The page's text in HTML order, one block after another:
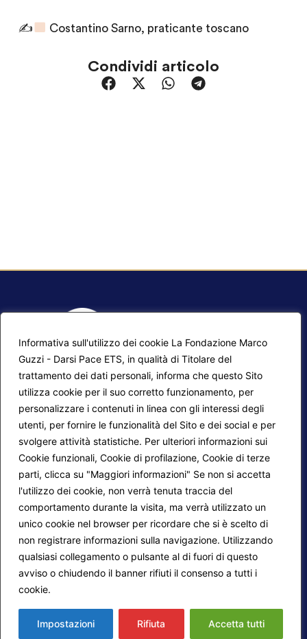
Informativa sull'utilizzo dei cookie La Fondazione Marco
Guzzi - Darsi Pace ETS, in qualità di Titolare del
trattamento dei dati personali, informa che questo Sito
utilizza cookie per il suo corretto funzionamento, per
personalizzare i contenuti in linea con gli interessi degli
utenti, per fornire le funzionalità del Sito e dei social e per
svolgere attività statistiche. Per ulteriori informazioni sui
Cookie funzionali, Cookie di profilazione, Cookie di terze
parti, clicca su "Maggiori informazioni" Se non si accetta
l'utilizzo dei cookie, non verrà tenuta traccia del
comportamento durante la visita, ma verrà utilizzato un
unico cookie nel browser per ricordare che si è scelto di
non registrare informazioni sulla navigazione. Utilizzando
qualsiasi collegamento o pulsante al di fuori di questo
avviso o chiudendo il banner rifiuti il consenso a tutti i
cookie.
Impostazioni Rifiuta Accetta tutti
✍ Costantino Sarno, praticante toscano
Condividi articolo
Mappa del sito
Progetti Darsi Pace
Login redattori
Calendario corsi
Privacy Policy
Cookie Policy
Seguici su: